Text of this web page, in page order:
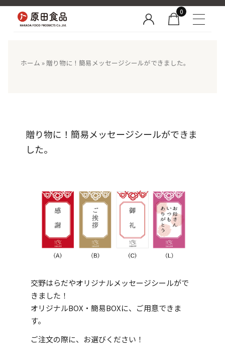
0
ホーム » 贈り物に！簡易メッセージシールができました。
贈り物に！簡易メッセージシールができま
した。
交野はらだやオリジナルメッセージシールがで
きました！
オリジナルBOX・簡易BOXに、ご用意できま
す。
ご注文の際に、お選びください！